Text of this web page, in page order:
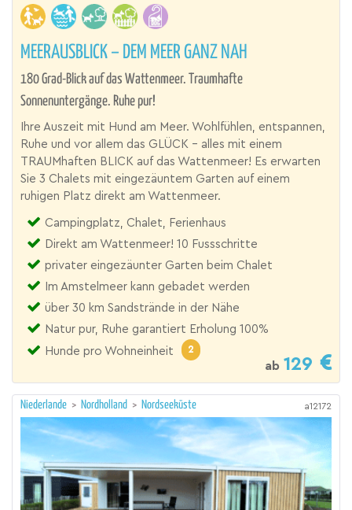
MEERAUSBLICK – DEM MEER GANZ NAH
180 Grad-Blick auf das Wattenmeer. Traumhafte
Sonnenuntergänge. Ruhe pur!
Ihre Auszeit mit Hund am Meer. Wohlfühlen, entspannen,
Ruhe und vor allem das GLÜCK - alles mit einem
TRAUMhaften BLICK auf das Wattenmeer! Es erwarten
Sie 3 Chalets mit eingezäuntem Garten auf einem
ruhigen Platz direkt am Wattenmeer.
Campingplatz, Chalet, Ferienhaus
Direkt am Wattenmeer! 10 Fussschritte
privater eingezäunter Garten beim Chalet
Im Amstelmeer kann gebadet werden
über 30 km Sandstrände in der Nähe
Natur pur, Ruhe garantiert Erholung 100%
Hunde pro Wohneinheit
2
ab 129
Niederlande > Nordholland > Nordseeküste a12172